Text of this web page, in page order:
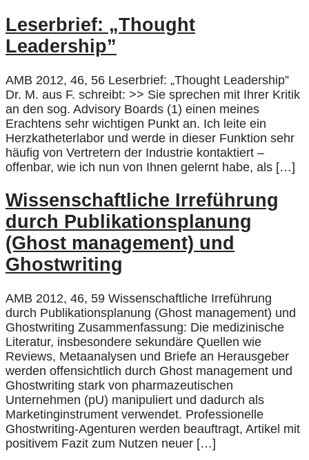
Leserbrief: „Thought
Leadership”
AMB 2012, 46, 56 Leserbrief: „Thought Leadership”
Dr. M. aus F. schreibt: >> Sie sprechen mit Ihrer Kritik
an den sog. Advisory Boards (1) einen meines
Erachtens sehr wichtigen Punkt an. Ich leite ein
Herzkatheterlabor und werde in dieser Funktion sehr
häufig von Vertretern der Industrie kontaktiert –
offenbar, wie ich nun von Ihnen gelernt habe, als […]
Wissenschaftliche Irreführung
durch Publikationsplanung
(Ghost management) und
Ghostwriting
AMB 2012, 46, 59 Wissenschaftliche Irreführung
durch Publikationsplanung (Ghost management) und
Ghostwriting Zusammenfassung: Die medizinische
Literatur, insbesondere sekundäre Quellen wie
Reviews, Metaanalysen und Briefe an Herausgeber
werden offensichtlich durch Ghost management und
Ghostwriting stark von pharmazeutischen
Unternehmen (pU) manipuliert und dadurch als
Marketinginstrument verwendet. Professionelle
Ghostwriting-Agenturen werden beauftragt, Artikel mit
positivem Fazit zum Nutzen neuer […]